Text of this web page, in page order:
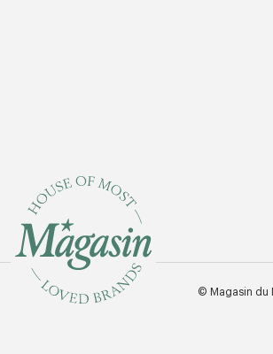
© Magasin du